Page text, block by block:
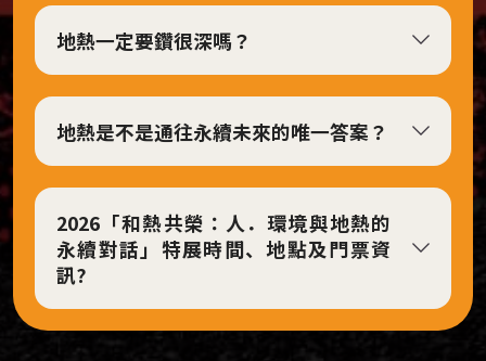
對
話
象。
地熱一定要鑽很深嗎？
地熱是不是通往永續未來的唯一答案？
2026「和熱共榮：人．環境與地熱的
永續對話」特展時間、地點及門票資
訊?